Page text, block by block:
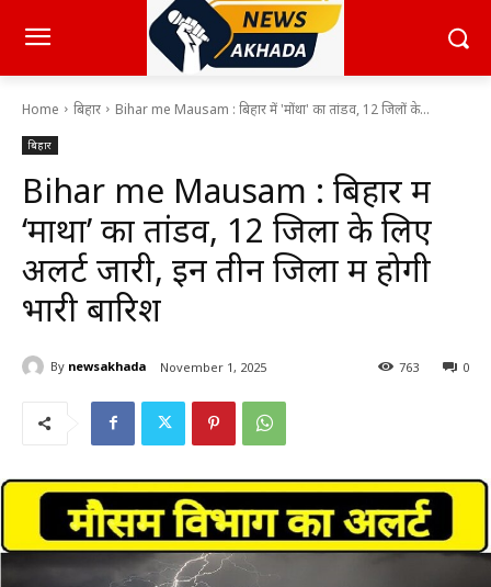
Home बिहार Bihar me Mausam : बिहार में 'मोंथा' का तांडव, 12 जिलों के...
बिहार
Bihar me Mausam : बिहार में
‘मोंथा’ का तांडव, 12 जिलों के लिए
अलर्ट जारी, इन तीन जिलों में होगी
भारी बारिश
By newsakhada November 1, 2025 0
763